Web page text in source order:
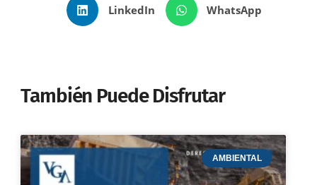
LinkedIn WhatsApp
También Puede Disfrutar
AMBIENTAL